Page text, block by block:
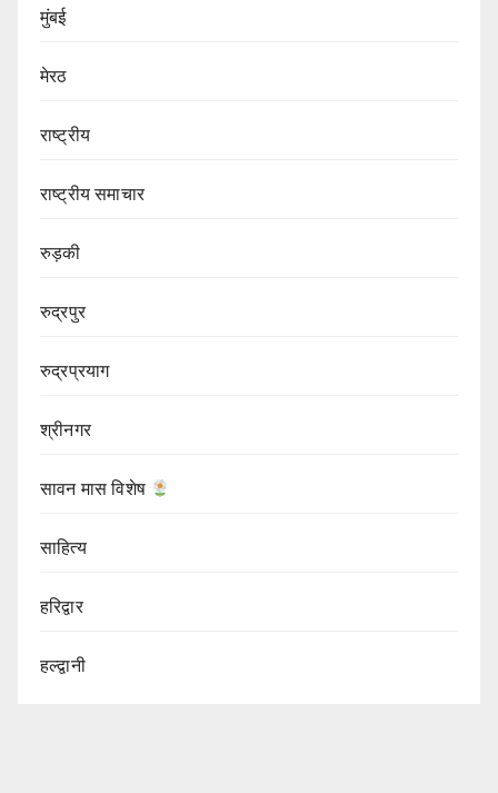
मुंबई
मेरठ
राष्ट्रीय
राष्ट्रीय समाचार
रुड़की
रुद्रपुर
रुद्रप्रयाग
श्रीनगर
सावन मास विशेष
साहित्य
हरिद्वार
हल्द्वानी